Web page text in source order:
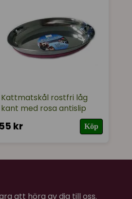
fram på golvet!
★★★
fram på golvet!
Kattmatskål rostfri låg
kant med rosa antislip
55 kr Köp
att höra av dig till oss.